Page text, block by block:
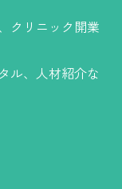
クリニック開業
ル、人材紹介な